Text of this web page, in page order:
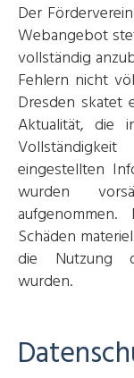
Der
Webangebot
vollständig
Fehlern nicht
Dresden skatet
Aktualität, die
eingestellten
wurden
Schäden
die Nutzung
wurden.